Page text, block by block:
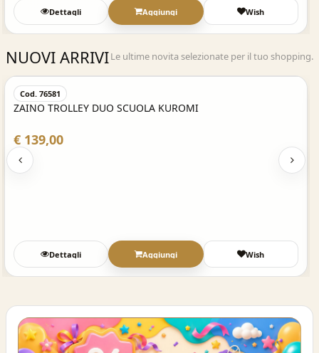
Dettagli Aggiungi Wish
NUOVI ARRIVILe ultime novita selezionate per il tuo shopping.
Acquisto Veloce
Cod. 76581
ZAINO TROLLEY DUO SCUOLA KUROMI
€ 139,00
Dettagli Aggiungi Wish